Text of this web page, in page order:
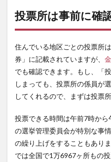
投票所は事前に確
住んでいる地区ごとの投票所
券」に記載されていますが、
でも確認できます。もし、「
しまっても、投票所の係員が
してくれるので、まずは投票
投票できる時間は午前7時か
の選挙管理委員会が特別な事
の繰り上げをすることもあり
では全国で1万6967ヶ所もの